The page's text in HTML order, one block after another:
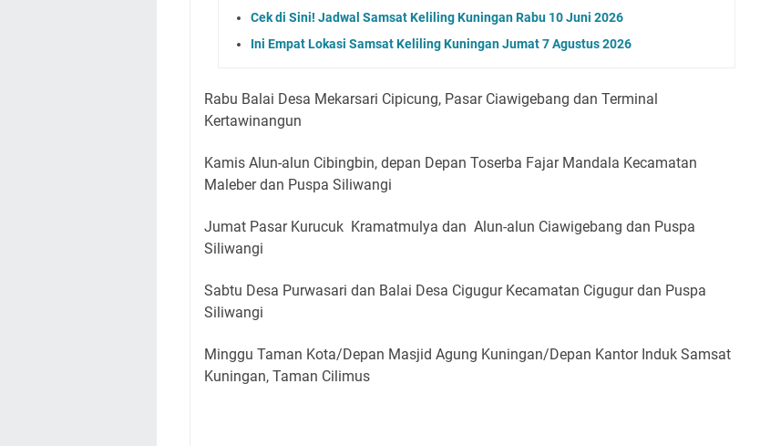
Cek di Sini! Jadwal Samsat Keliling Kuningan Rabu 10 Juni 2026
Ini Empat Lokasi Samsat Keliling Kuningan Jumat 7 Agustus 2026
Rabu Balai Desa Mekarsari Cipicung, Pasar Ciawigebang dan Terminal
Kertawinangun
Kamis Alun-alun Cibingbin, depan Depan Toserba Fajar Mandala Kecamatan
Maleber dan Puspa Siliwangi
Jumat Pasar Kurucuk Kramatmulya dan Alun-alun Ciawigebang dan Puspa
Siliwangi
Sabtu Desa Purwasari dan Balai Desa Cigugur Kecamatan Cigugur dan Puspa
Siliwangi
Minggu Taman Kota/Depan Masjid Agung Kuningan/Depan Kantor Induk Samsat
Kuningan, Taman Cilimus